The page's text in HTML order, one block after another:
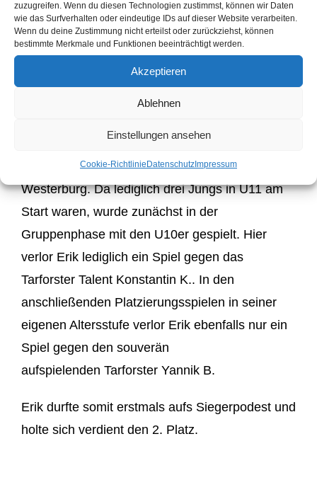
zuzugreifen. Wenn du diesen Technologien zustimmst, können wir Daten
wie das Surfverhalten oder eindeutige IDs auf dieser Website verarbeiten.
Wenn du deine Zustimmung nicht erteilst oder zurückziehst, können
bestimmte Merkmale und Funktionen beeinträchtigt werden.
Akzeptieren
Ablehnen
Einstellungen ansehen
Cookie-Richtlinie Datenschutz Impressum
JU12
Dominik Bittner
*** Spielbericht ***
Bedingt durch karnevalistischen Verpflichtungen
und Krankheit fuhr Helmut nur mit Erik nach
Westerburg. Da lediglich drei Jungs in U11 am
Start waren, wurde zunächst in der
Gruppenphase mit den U10er gespielt. Hier
verlor Erik lediglich ein Spiel gegen das
Tarforster Talent Konstantin K.. In den
anschließenden Platzierungsspielen in seiner
eigenen Altersstufe verlor Erik ebenfalls nur ein
Spiel gegen den souverän
aufspielenden Tarforster Yannik B.
Erik durfte somit erstmals aufs Siegerpodest und
holte sich verdient den 2. Platz.